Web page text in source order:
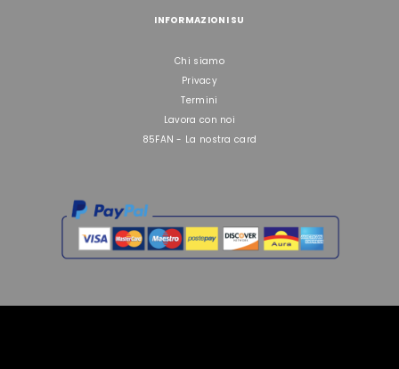
INFORMAZIONI SU
Chi siamo
Privacy
Termini
Lavora con noi
85FAN - La nostra card